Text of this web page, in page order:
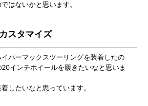
はないかと思います。
スタマイズ
パーマックスツーリングを装着したの
インチホイールを履きたいなと思いま
したいなと思っています。